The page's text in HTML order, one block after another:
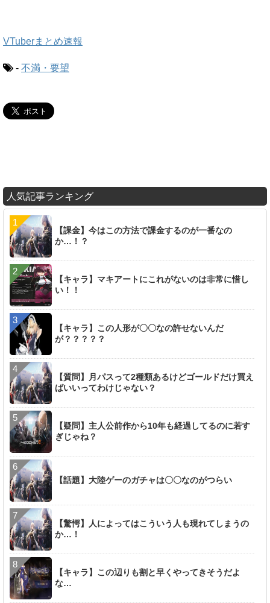
VTuberまとめ速報
- 不満・要望
人気記事ランキング
【課金】今はこの方法で課金するのが一番なの
か…！？
【キャラ】マキアートにこれがないのは非常に惜し
い！！
【キャラ】この人形が〇〇なの許せないんだ
が？？？？？
【質問】月パスって2種類あるけどゴールドだけ買え
ばいいってわけじゃない？
【疑問】主人公前作から10年も経過してるのに若す
ぎじゃね？
【話題】大陸ゲーのガチャは〇〇なのがつらい
【驚愕】人によってはこういう人も現れてしまうの
か…！
【キャラ】この辺りも割と早くやってきそうだよ
な…